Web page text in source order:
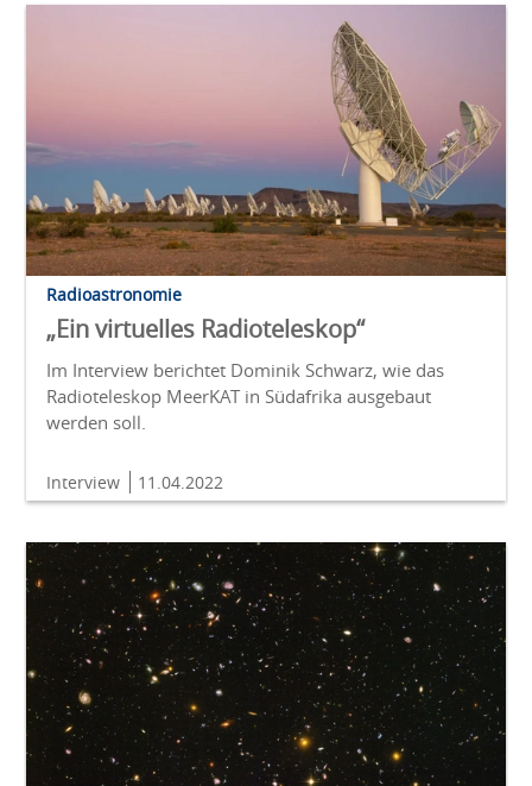
Radioastronomie
„Ein virtuelles Radioteleskop“
Im Interview berichtet Dominik Schwarz, wie das
Radioteleskop MeerKAT in Südafrika ausgebaut
werden soll.
Interview 11.04.2022